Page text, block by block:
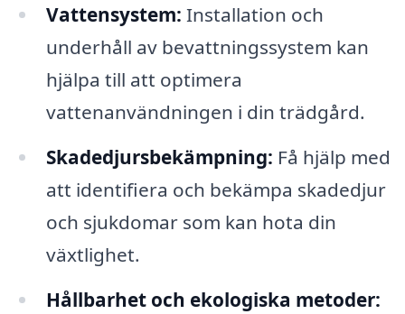
Vattensystem: Installation och
underhåll av bevattningssystem kan
hjälpa till att optimera
vattenanvändningen i din trädgård.
Skadedjursbekämpning: Få hjälp med
att identifiera och bekämpa skadedjur
och sjukdomar som kan hota din
växtlighet.
Hållbarhet och ekologiska metoder: